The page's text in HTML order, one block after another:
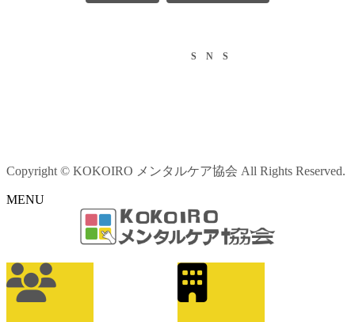
S N S
Copyright © KOKOIRO メンタルケア協会 All Rights Reserved.
MENU
ア
イ
コ